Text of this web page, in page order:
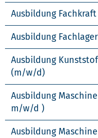
Ausbildung
Ausbildung
Ausbildung
(m/w/d)
Ausbildung
m/w/d )
Ausbildung